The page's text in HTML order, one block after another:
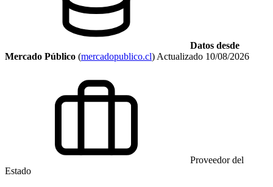
Datos desde
Mercado Público (mercadopublico.cl) Actualizado 10/08/2026
Proveedor del
Estado